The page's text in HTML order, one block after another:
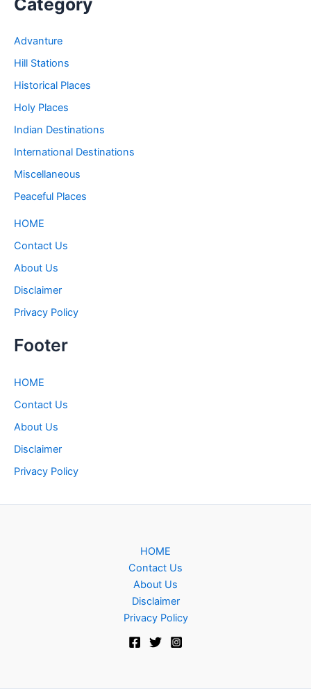
Category
Advanture
Hill Stations
Historical Places
Holy Places
Indian Destinations
International Destinations
Miscellaneous
Peaceful Places
HOME
Contact Us
About Us
Disclaimer
Privacy Policy
Footer
HOME
Contact Us
About Us
Disclaimer
Privacy Policy
HOME
Contact Us
About Us
Disclaimer
Privacy Policy